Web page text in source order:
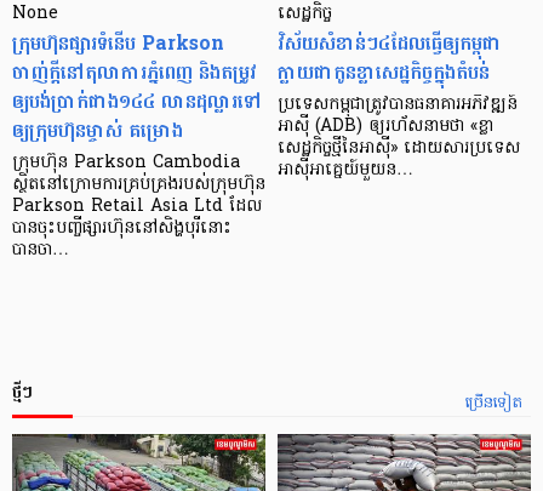
None
ក្រុមហ៊ុនផ្សារទំនើប Parkson
ចាញ់ក្ដីនៅតុលាការភ្នំពេញ និងតម្រូវ
ឲ្យបង់ប្រាក់ជាង១៤៤ លានដុល្លារទៅ
ឲ្យក្រុមហ៊ុនម្ចាស់ គម្រោង
ក្រុមហ៊ុន Parkson Cambodia
ស្ថិតនៅក្រោមការគ្រប់គ្រងរបស់ក្រុមហ៊ុន
Parkson Retail Asia Ltd ដែល
បានចុះបញ្ចីផ្សារហ៊ុននៅសិង្ហបុរីនោះ
បានចា…
សេដ្ឋកិច្ច​
វិស័យ​សំខាន់ៗ​៤​ដែល​ធ្វើ​ឲ្យ​កម្ពុជា​
ក្លាយ​ជា​កូន​ខ្លា​សេដ្ឋកិច្ច​ក្នុង​តំបន់
ប្រទេស​កម្ពុជា​ត្រូវ​បាន​ធនាគារ​អភិវឌ្ឍន៍​
អាស៊ី (ADB) ឲ្យ​រហ័ស​នាមថា «ខ្លា​
សេដ្ឋកិច្ច​ថ្មី​នៃ​អាស៊ី» ដោយសារ​ប្រទេស​
អាស៊ី​អាគ្នេយ៍​មួយ​ន…
ច្រើនទៀត
ថ្មីៗ